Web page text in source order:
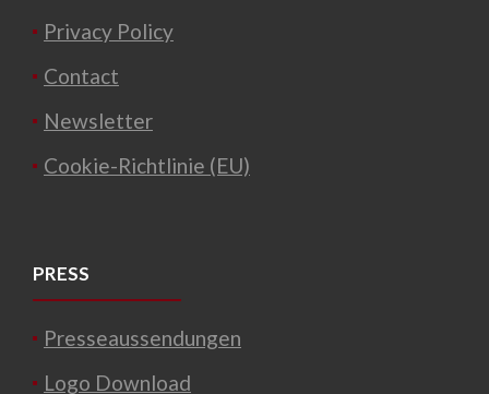
Privacy Policy
Contact
Newsletter
Cookie-Richtlinie (EU)
PRESS
Presseaussendungen
Logo Download